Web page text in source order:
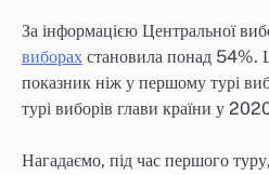
За інформацією Центральної
виборах становила понад
показник ніж у першому турі
турі виборів глави країни у
Нагадаємо, під час першого